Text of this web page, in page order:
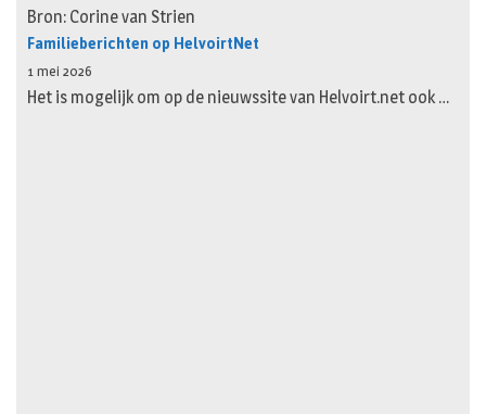
Bron: Corine van Strien
Familieberichten op HelvoirtNet
1 mei 2026
Het is mogelijk om op de nieuwssite van Helvoirt.net ook …